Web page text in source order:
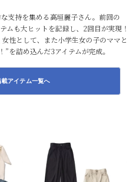
支持を集める高垣麗子さん。前回の
ムも大ヒットを記録し、2回目が実現！
性として、また小学生女の子のママと
”を詰め込んだ3アイテムが完成。
載アイテム一覧へ